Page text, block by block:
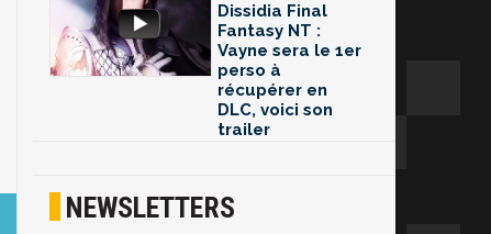
Dissidia Final
Fantasy NT :
Vayne sera le 1er
perso à
récupérer en
DLC, voici son
trailer
NEWSLETTERS